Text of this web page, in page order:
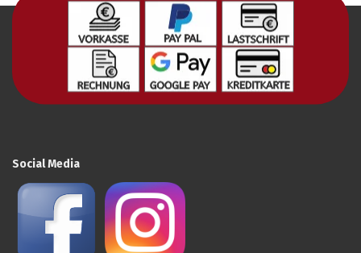
Social Media